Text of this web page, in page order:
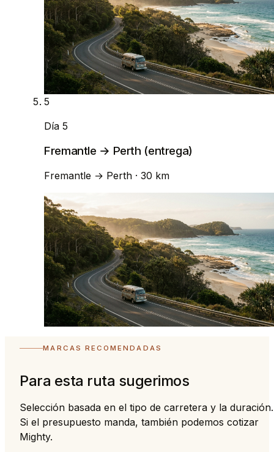
5
Día 5
Fremantle → Perth (entrega)
Fremantle → Perth · 30 km
MARCAS RECOMENDADAS
Para esta ruta sugerimos
Selección basada en el tipo de carretera y la duración.
Si el presupuesto manda, también podemos cotizar
Mighty.